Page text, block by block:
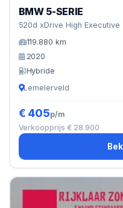
BMW 5-SERIE
520d xDrive High
119.880 km
2020
Hybride
Lemelerveld
€ 405p/m
Verkoopprijs € 28.900